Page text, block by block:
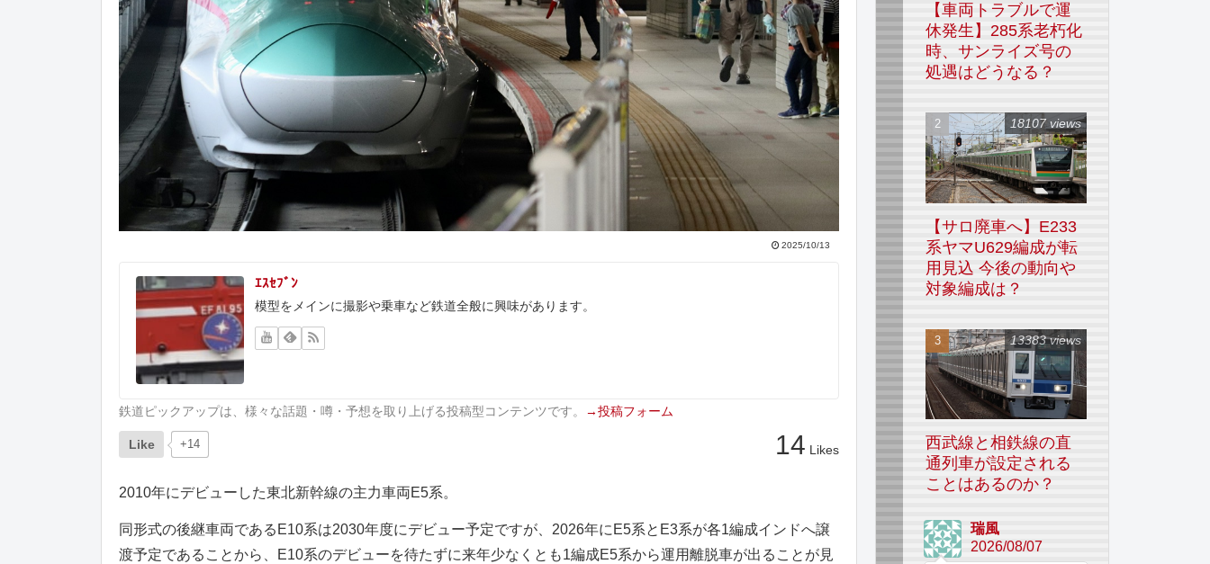
2025/10/13
ｴｽｾﾌﾞﾝ
模型をメインに撮影や乗車など鉄道全般に興味があります。
鉄道ピックアップは、様々な話題・噂・予想を取り上げる投稿型コンテンツです。 →投稿フォーム
Like +14 14 Likes
2010年にデビューした東北新幹線の主力車両E5系。
同形式の後継車両であるE10系は2030年度にデビュー予定ですが、2026年にE5系とE3系が各1編成インドへ譲
渡予定であることから、E10系のデビューを待たずに来年少なくとも1編成E5系から運用離脱車が出ることが見
【車両トラブルで運
休発生】285系老朽化
時、サンライズ号の
処遇はどうなる？
【サロ廃車へ】E233
系ヤマU629編成が転
用見込 今後の動向や
対象編成は？
18107 views
西武線と相鉄線の直
通列車が設定される
ことはあるのか？
13383 views
瑞風
2026/08/07